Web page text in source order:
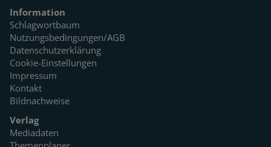
Information
Schlagwortbaum
Nutzungsbedingungen/AGB
Datenschutzerklärung
Cookie-Einstellungen
Impressum
Kontakt
Bildnachweise
Verlag
Mediadaten